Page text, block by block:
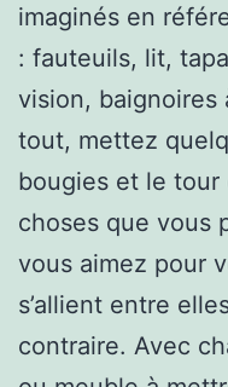
imaginés en
: fauteuils, lit,
vision, baignoires
tout, mettez
bougies et le tour
choses que vous
vous aimez pour
s’allient entre
contraire. Avec